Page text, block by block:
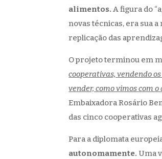
alimentos. A figura do
novas técnicas, era sua
replicação das
O projeto terminou em
cooperativas, vendendo
vender, como vimos com
Embaixadora Rosário
das cinco cooperativas
Para a diplomata
autonomamente. Uma